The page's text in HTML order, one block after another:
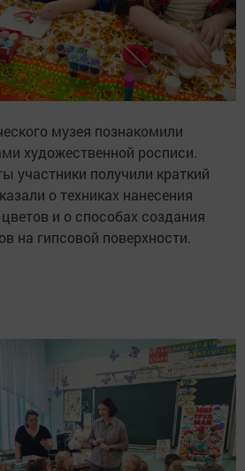
музея познакомили
художественной росписи.
участники получили краткий
о техниках нанесения
и о способах создания
на гипсовой поверхности.